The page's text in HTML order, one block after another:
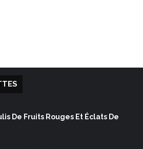
De Fruits Rouges Et Éclats De